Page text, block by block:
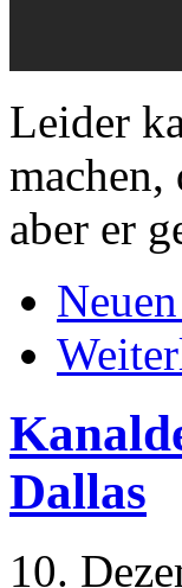
Leider
aber er
Dallas
10.